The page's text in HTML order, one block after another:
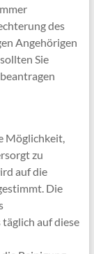
des
Angehörigen
Sie
Möglichkeit,
zu
auf die
Die
auf diese